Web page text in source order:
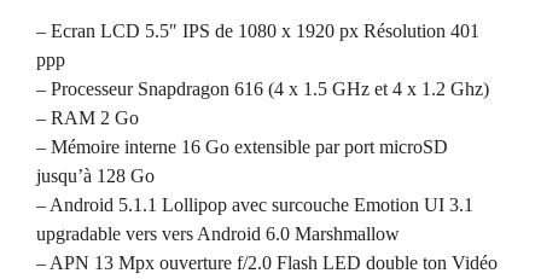
– Ecran LCD 5.5″ IPS de 1080 x 1920 px Résolution 401
ppp
– Processeur Snapdragon 616 (4 x 1.5 GHz et 4 x 1.2 Ghz)
– RAM 2 Go
– Mémoire interne 16 Go extensible par port microSD
jusqu’à 128 Go
– Android 5.1.1 Lollipop avec surcouche Emotion UI 3.1
upgradable vers vers Android 6.0 Marshmallow
– APN 13 Mpx ouverture f/2.0 Flash LED double ton Vidéo